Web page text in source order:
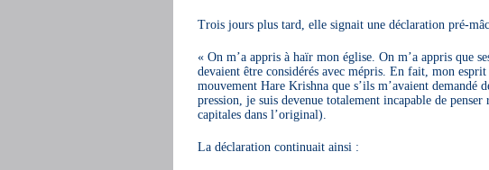
Trois jours plus tard, elle signait une déclaration pré-
« On m’a appris à haïr mon église. On m’a appris que
devaient être considérés avec mépris. En fait, mon
mouvement Hare Krishna que s’ils m’avaient
pression, je suis devenue totalement incapable de
capitales dans l’original).
La déclaration continuait ainsi :